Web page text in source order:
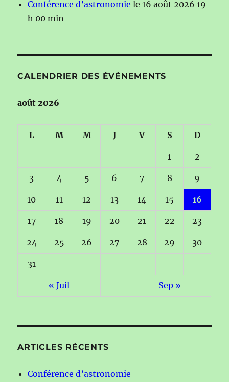
Conférence d’astronomie le 16 août 2026 19
h 00 min
CALENDRIER DES ÉVÉNEMENTS
août 2026
L M M J V S D
1 2
3 4 5 6 7 8 9
10 11 12 13 14 15 16
17 18 19 20 21 22 23
24 25 26 27 28 29 30
31
« Juil Sep »
ARTICLES RÉCENTS
Conférence d’astronomie